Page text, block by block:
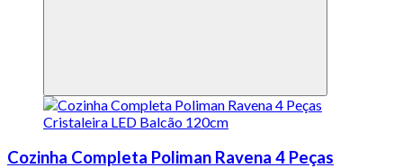
Cozinha Completa Poliman Ravena 4 Peças